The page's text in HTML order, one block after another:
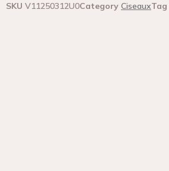
SKU V11250312U0Category CiseauxTag